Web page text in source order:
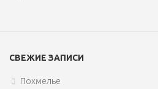
СВЕЖИЕ ЗАПИСИ
Похмелье